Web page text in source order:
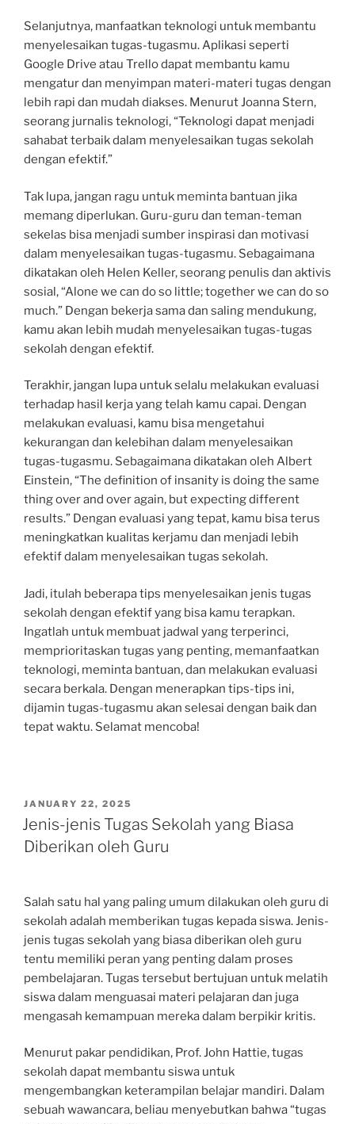
Selanjutnya, manfaatkan teknologi untuk membantu
menyelesaikan tugas-tugasmu. Aplikasi seperti
Google Drive atau Trello dapat membantu kamu
mengatur dan menyimpan materi-materi tugas dengan
lebih rapi dan mudah diakses. Menurut Joanna Stern,
seorang jurnalis teknologi, “Teknologi dapat menjadi
sahabat terbaik dalam menyelesaikan tugas sekolah
dengan efektif.”
Tak lupa, jangan ragu untuk meminta bantuan jika
memang diperlukan. Guru-guru dan teman-teman
sekelas bisa menjadi sumber inspirasi dan motivasi
dalam menyelesaikan tugas-tugasmu. Sebagaimana
dikatakan oleh Helen Keller, seorang penulis dan aktivis
sosial, “Alone we can do so little; together we can do so
much.” Dengan bekerja sama dan saling mendukung,
kamu akan lebih mudah menyelesaikan tugas-tugas
sekolah dengan efektif.
Terakhir, jangan lupa untuk selalu melakukan evaluasi
terhadap hasil kerja yang telah kamu capai. Dengan
melakukan evaluasi, kamu bisa mengetahui
kekurangan dan kelebihan dalam menyelesaikan
tugas-tugasmu. Sebagaimana dikatakan oleh Albert
Einstein, “The definition of insanity is doing the same
thing over and over again, but expecting different
results.” Dengan evaluasi yang tepat, kamu bisa terus
meningkatkan kualitas kerjamu dan menjadi lebih
efektif dalam menyelesaikan tugas sekolah.
Jadi, itulah beberapa tips menyelesaikan jenis tugas
sekolah dengan efektif yang bisa kamu terapkan.
Ingatlah untuk membuat jadwal yang terperinci,
memprioritaskan tugas yang penting, memanfaatkan
teknologi, meminta bantuan, dan melakukan evaluasi
secara berkala. Dengan menerapkan tips-tips ini,
dijamin tugas-tugasmu akan selesai dengan baik dan
tepat waktu. Selamat mencoba!
POSTED
ON
JANUARY 22, 2025
Jenis-jenis Tugas Sekolah yang Biasa
Diberikan oleh Guru
Salah satu hal yang paling umum dilakukan oleh guru di
sekolah adalah memberikan tugas kepada siswa. Jenis-
jenis tugas sekolah yang biasa diberikan oleh guru
tentu memiliki peran yang penting dalam proses
pembelajaran. Tugas tersebut bertujuan untuk melatih
siswa dalam menguasai materi pelajaran dan juga
mengasah kemampuan mereka dalam berpikir kritis.
Menurut pakar pendidikan, Prof. John Hattie, tugas
sekolah dapat membantu siswa untuk
mengembangkan keterampilan belajar mandiri. Dalam
sebuah wawancara, beliau menyebutkan bahwa “tugas